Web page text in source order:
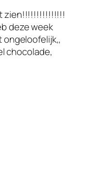
zien!!!!!!!!!!!!!!!
deze week
ongeloofelijk,,
chocolade,